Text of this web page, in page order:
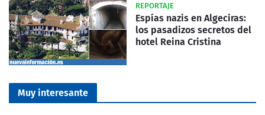
REPORTAJE
Espías nazis en Algeciras:
los pasadizos secretos del
hotel Reina Cristina
Muy interesante